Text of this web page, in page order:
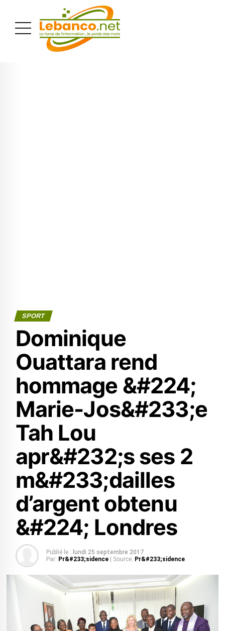
SPORT
Dominique
Ouattara rend
hommage &#224;
Marie-Jos&#233;e
Tah Lou
apr&#232;s ses 2
m&#233;dailles
d’argent obtenu
&#224; Londres
Publié le : lundi 25 septembre 2017
Par: Pr&#233;sidence | Source: Pr&#233;sidence